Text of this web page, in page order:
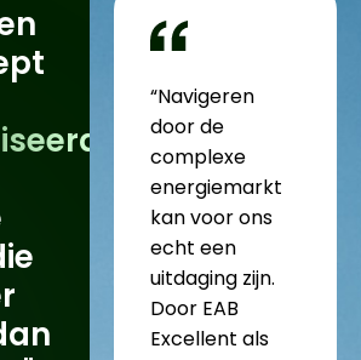
“Navigeren
door de
complexe
energiemarkt
kan voor ons
echt een
uitdaging zijn.
Door EAB
Excellent als